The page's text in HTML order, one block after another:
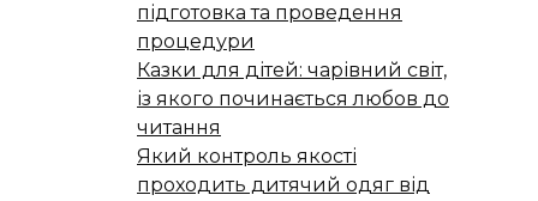
підготовка та проведення
процедури
Казки для дітей: чарівний світ,
із якого починається любов до
читання
Який контроль якості
проходить дитячий одяг від